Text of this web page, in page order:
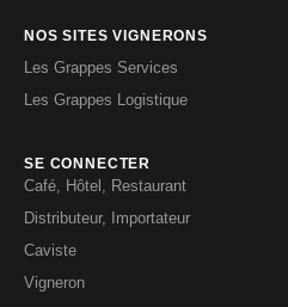
NOS SITES VIGNERONS
Les Grappes Services
Les Grappes Logistique
SE CONNECTER
Café, Hôtel, Restaurant
Distributeur, Importateur
Caviste
Vigneron